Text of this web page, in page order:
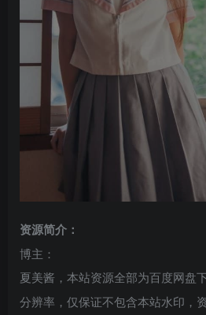
资源简介：
博主：
夏美酱 ，本站资源全部为百度网盘
分辨率，仅保证不包含本站水印，